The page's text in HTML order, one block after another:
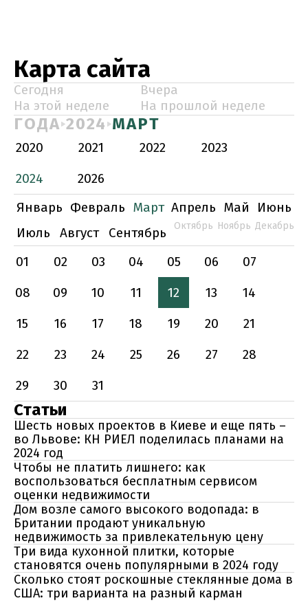
Карта сайта
Сегодня
Вчера
На этой неделе
На прошлой неделе
ГОДА 2024 МАРТ
2020 2021 2022
2023
2024
2026
Январь Февраль Март Апрель Май
Июнь
Июль
Август Сентябрь Октябрь Ноябрь Декабрь
01 02 03 04 05 06
07
08
09 10 11 12 13
14
15
16 17 18 19 20
21
22
23 24 25 26 27
28
29
30 31
Статьи
Шесть новых проектов в Киеве и еще пять –
во Львове: КН РИЕЛ поделилась планами на
2024 год
Чтобы не платить лишнего: как
воспользоваться бесплатным сервисом
оценки недвижимости
Дом возле самого высокого водопада: в
Британии продают уникальную
недвижимость за привлекательную цену
Три вида кухонной плитки, которые
становятся очень популярными в 2024 году
Сколько стоят роскошные стеклянные дома в
США: три варианта на разный карман